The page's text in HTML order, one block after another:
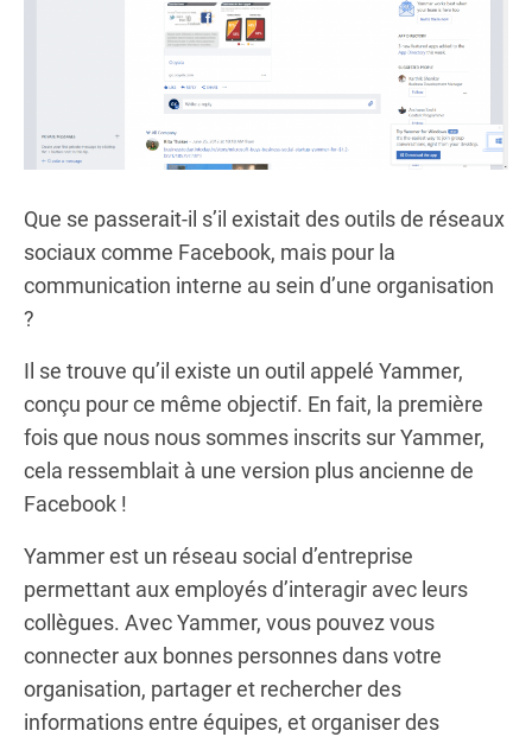
Que se passerait-il s’il existait des outils de réseaux
sociaux comme Facebook, mais pour la
communication interne au sein d’une organisation
?
Il se trouve qu’il existe un outil appelé Yammer,
conçu pour ce même objectif. En fait, la première
fois que nous nous sommes inscrits sur Yammer,
cela ressemblait à une version plus ancienne de
Facebook !
Yammer est un réseau social d’entreprise
permettant aux employés d’interagir avec leurs
collègues. Avec Yammer, vous pouvez vous
connecter aux bonnes personnes dans votre
organisation, partager et rechercher des
informations entre équipes, et organiser des